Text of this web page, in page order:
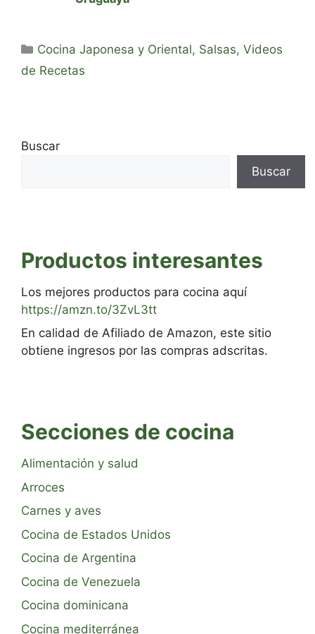
Categorías
Cocina Japonesa y Oriental, Salsas,Videos
de Recetas
Buscar
Buscar
Productos interesantes
Los mejores productos para cocina aquí
https://amzn.to/3ZvL3tt
En calidad de Afiliado de Amazon, este sitio
obtiene ingresos por las compras adscritas.
Secciones de cocina
Alimentación y salud
Arroces
Carnes y aves
Cocina de Estados Unidos
Cocina de Argentina
Cocina de Venezuela
Cocina dominicana
Cocina mediterránea